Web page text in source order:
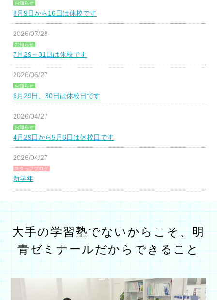
お知らせ
8月9日から16日は休校です
2026/07/28
お知らせ
7月29～31日は休校です
2026/06/27
お知らせ
6月29日、30日は休校日です
2026/04/27
お知らせ
4月29日から5月6日は休校日です
2026/04/27
スタッフブログ
新学年
大手の学習塾でないからこそ、明
青ゼミナールだからできること